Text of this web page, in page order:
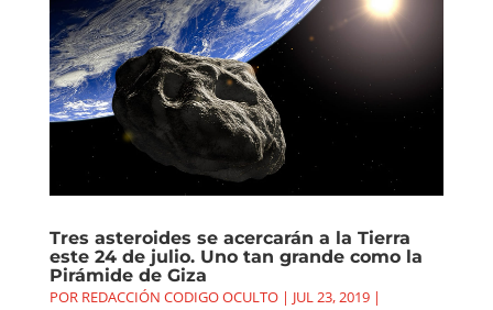
Tres asteroides se acercarán a la Tierra
este 24 de julio. Uno tan grande como la
Pirámide de Giza
POR REDACCIÓN CODIGO OCULTO| JUL 23, 2019|